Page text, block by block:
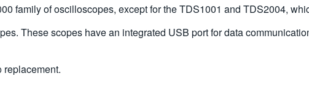
family of oscilloscopes, except for the TDS1001 and TDS2004,
These scopes have an integrated USB port for data
replacement.